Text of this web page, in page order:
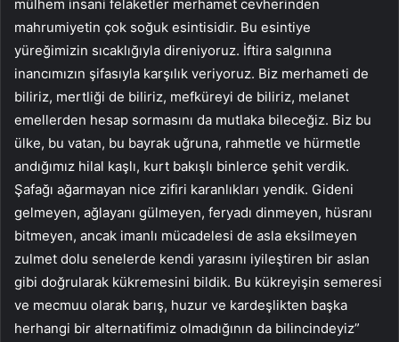
mülhem insani felaketler merhamet cevherinden
mahrumiyetin çok soğuk esintisidir. Bu esintiye
yüreğimizin sıcaklığıyla direniyoruz. İftira salgınına
inancımızın şifasıyla karşılık veriyoruz. Biz merhameti de
biliriz, mertliği de biliriz, mefküreyi de biliriz, melanet
emellerden hesap sormasını da mutlaka bileceğiz. Biz bu
ülke, bu vatan, bu bayrak uğruna, rahmetle ve hürmetle
andığımız hilal kaşlı, kurt bakışlı binlerce şehit verdik.
Şafağı ağarmayan nice zifiri karanlıkları yendik. Gideni
gelmeyen, ağlayanı gülmeyen, feryadı dinmeyen, hüsranı
bitmeyen, ancak imanlı mücadelesi de asla eksilmeyen
zulmet dolu senelerde kendi yarasını iyileştiren bir aslan
gibi doğrularak kükremesini bildik. Bu kükreyişin semeresi
ve mecmuu olarak barış, huzur ve kardeşlikten başka
herhangi bir alternatifimiz olmadığının da bilincindeyiz”